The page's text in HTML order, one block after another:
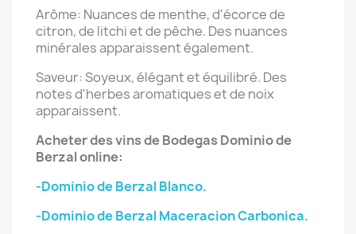
Arôme: Nuances de menthe, d'écorce de
citron, de litchi et de pêche. Des nuances
minérales apparaissent également.
Saveur: Soyeux, élégant et équilibré. Des
notes d'herbes aromatiques et de noix
apparaissent.
Acheter des vins de Bodegas Dominio de
Berzal online:
-Dominio de Berzal Blanco.
-Dominio de Berzal Maceracion Carbonica.